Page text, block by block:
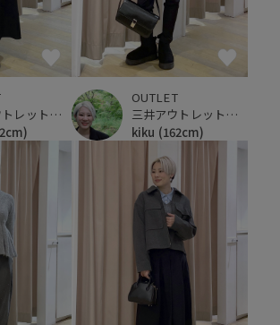
三井アウトレットパーク 仙台港
OUTLET
三井アウトレットパーク 仙台港
kiku (162cm)